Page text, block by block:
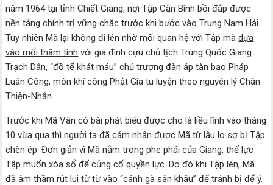
năm 1964 tại tỉnh Chiết Giang, nơi Tập Cận Bình bồi đắp được
nền tảng chính trị vững chắc trước khi bước vào Trung Nam Hải.
Tuy nhiên Mã lại không đi lên nhờ mối quan hệ với Tập màdựa
vào mối thâm tình với gia đình cựu chủ tịch Trung Quốc Giang
Trạch Dân, “đồ tể khát máu” chủ trương đàn áp tàn bạo Pháp
Luân Công, môn khí công Phật Gia tu luyện theo nguyên lý Chân-
Thiện-Nhẫn.
Trước khi Mã Vân có bài phát biểu được cho là liều lĩnh vào tháng
10 vừa qua thì người ta đã cảm nhận được Mã từ lâu lo sợ bị Tập
chèn ép. Đơn giản vì Mã nằm trong phe phái của Giang, thế lực
Tập muốn xóa sổ để củng cố quyền lực. Do đó khi Tập lên, Mã
đã âm thầm rút lui từ từ vào “cánh gà sân khấu” để tránh bị để ý.